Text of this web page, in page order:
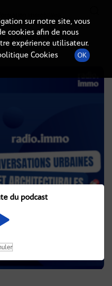
L'ÉPISODE
sur notre site, vous
cookies afin de nous
expérience utilisateur.
Cookies
OK
du podcast